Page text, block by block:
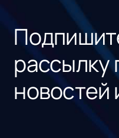
рассылку
новостей